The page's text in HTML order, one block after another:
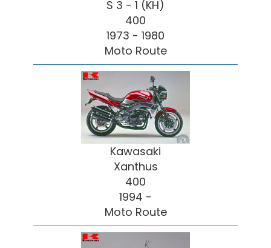
S 3 - 1 (KH)
400
1973 - 1980
Moto Route
Kawasaki
Xanthus
400
1994 -
Moto Route